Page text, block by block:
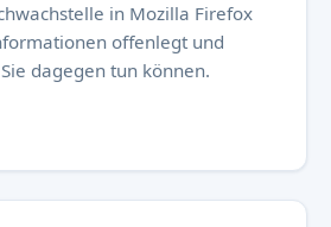
in Mozilla Firefox
offenlegt und
dagegen tun können.